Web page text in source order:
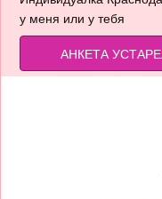
у меня или у тебя
АНКЕТА